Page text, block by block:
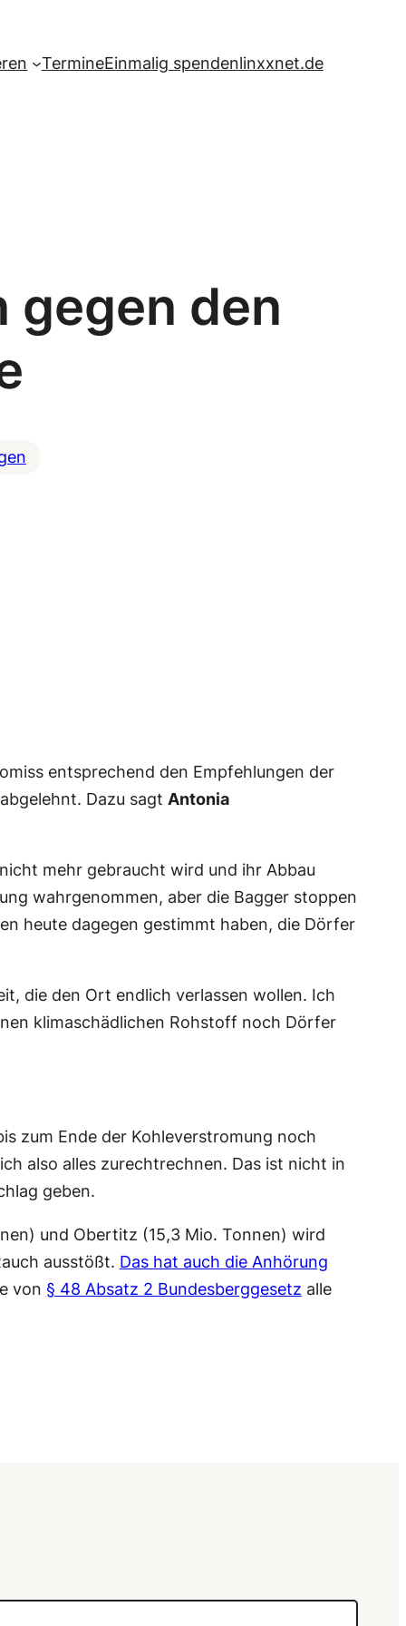
TermineEinmalig spendenlinxxnet.de
gegen den
entsprechend den Empfehlungen der
Dazu sagt Antonia
mehr gebraucht wird und ihr Abbau
wahrgenommen, aber die Bagger stoppen
heute dagegen gestimmt haben, die Dörfer
die den Ort endlich verlassen wollen. Ich
klimaschädlichen Rohstoff noch Dörfer
zum Ende der Kohleverstromung noch
also alles zurechtrechnen. Das ist nicht in
geben.
und Obertitz (15,3 Mio. Tonnen) wird
ausstößt. Das hat auch die Anhörung
von § 48 Absatz 2 Bundesberggesetz alle